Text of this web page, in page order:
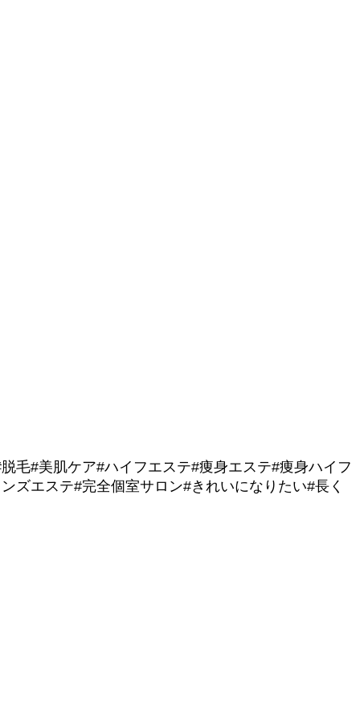
毛#美肌ケア#ハイフエステ#痩身エステ#痩身ハイフ
ズエステ#完全個室サロン#きれいになりたい#長く